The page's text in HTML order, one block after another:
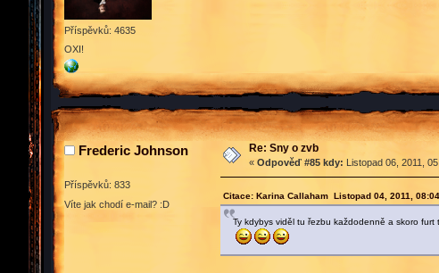
Příspěvků: 4635
OXI!
Frederic Johnson
Příspěvků: 833
Víte jak chodí e-mail? :D
Re: Sny o zvb
« Odpověď #85 kdy: Listopad 06, 2011,
Citace: Karina Callaham Listopad 04, 2011,
Ty kdybys viděl tu řezbu každodenně a skoro